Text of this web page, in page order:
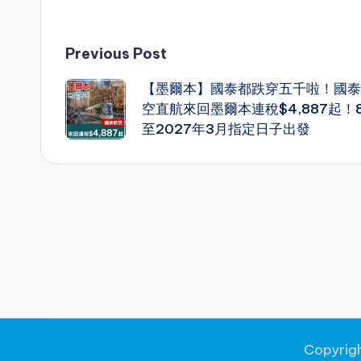
ts
A
p
p
a h
a
t
e
n
g
er
b
o
o
k
a
m
Post
navigation
Previous Post
【墨爾本】國泰都跌穿五千啦！國
空直航來回墨爾本連稅$4,887起！
至2027年3月指定日子出發